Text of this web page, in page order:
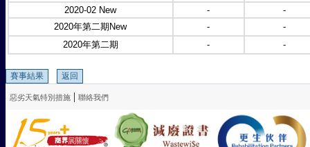
2020-02 New
-
-
2020年第二期New
-
-
2020年第二期
- -